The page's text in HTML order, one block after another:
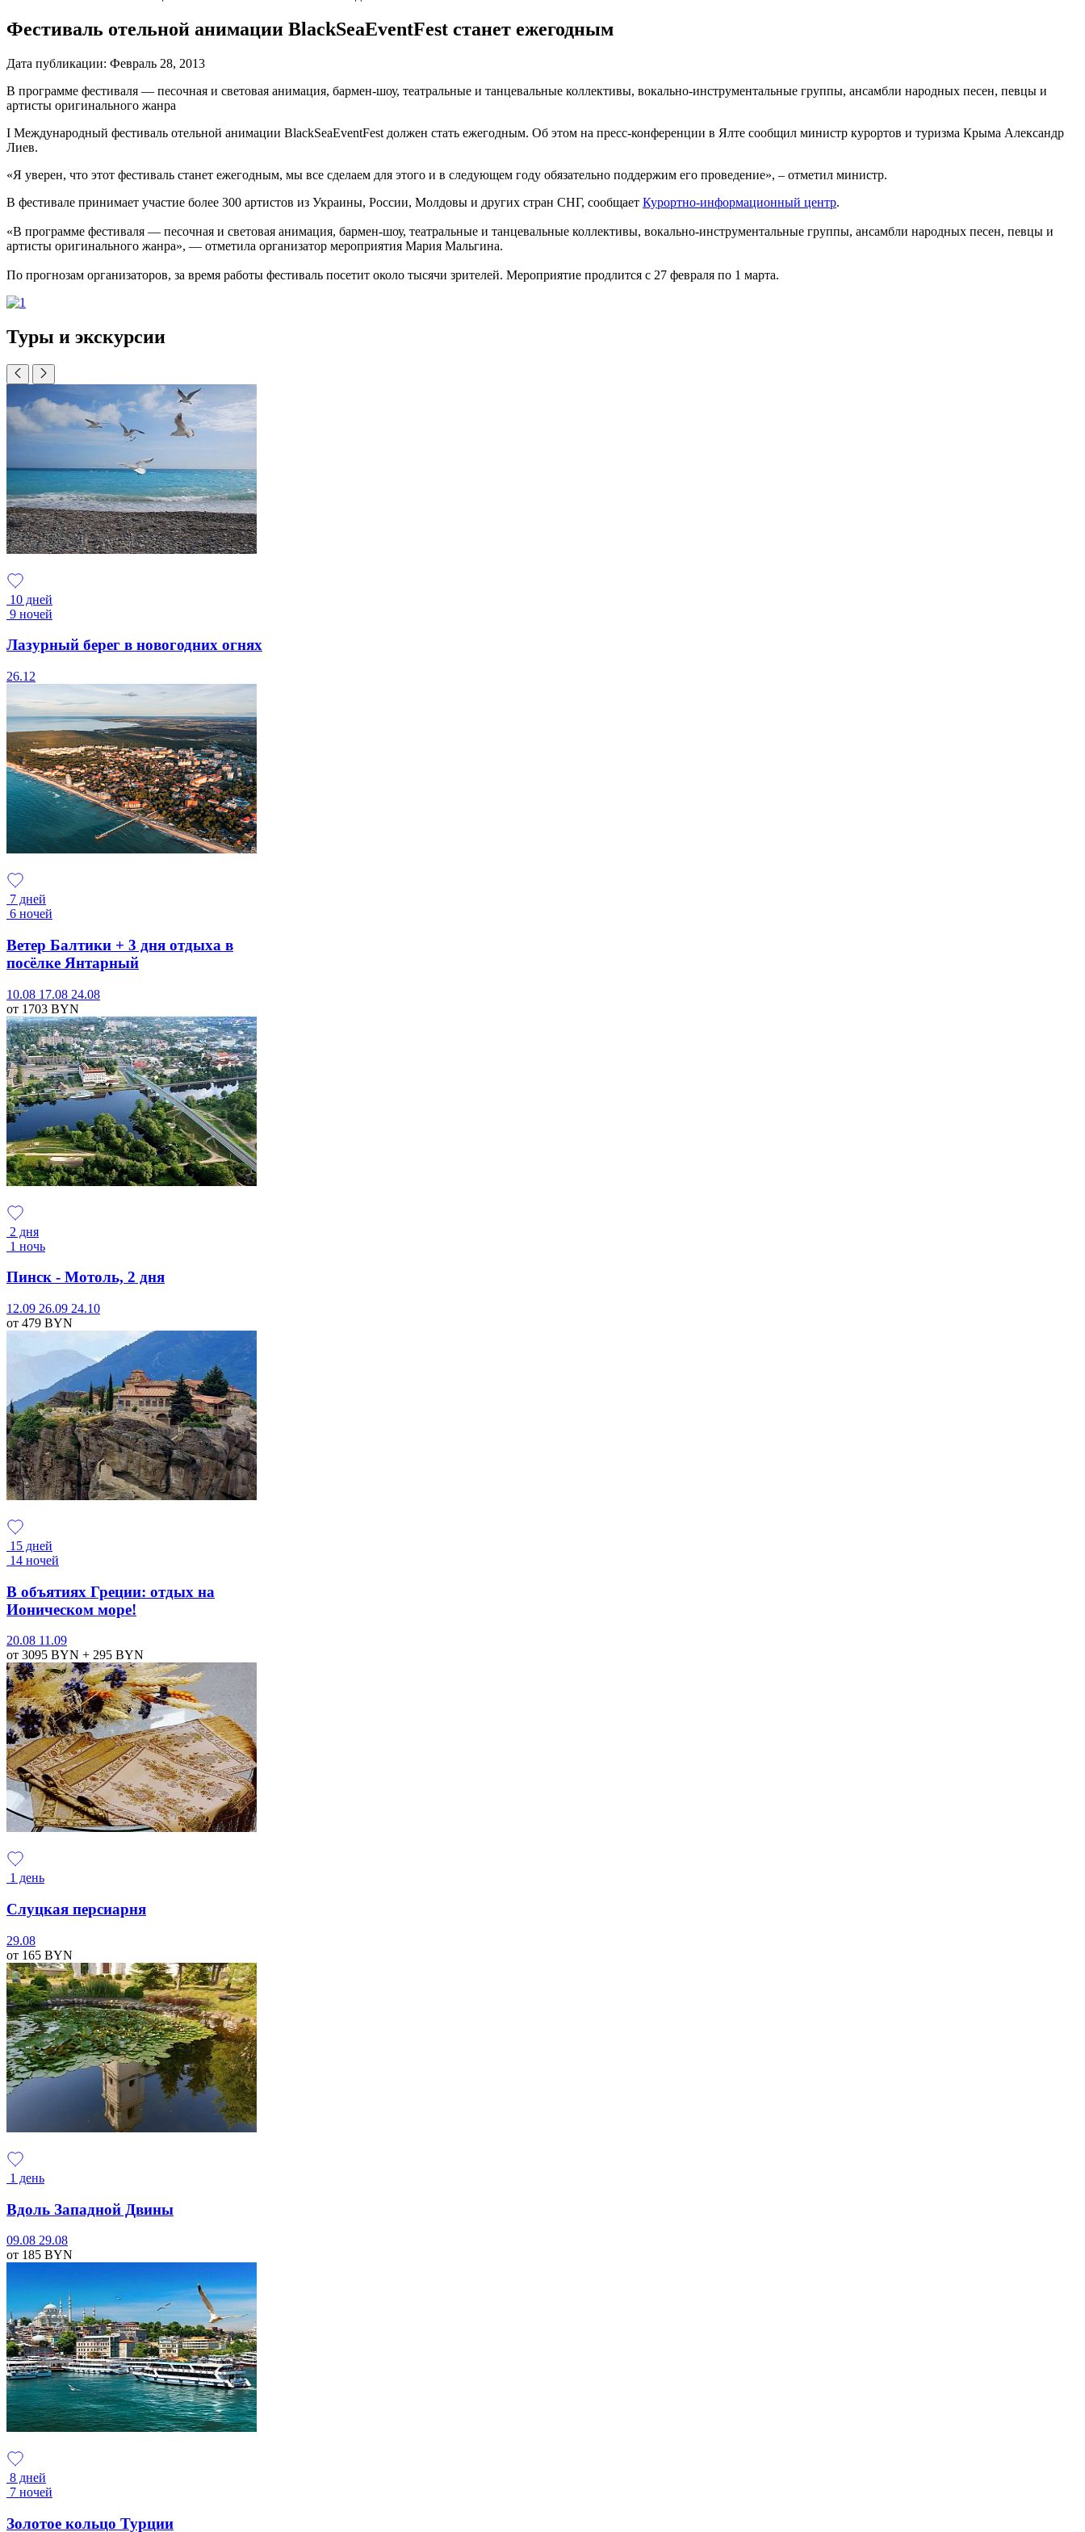
Фестиваль отельной анимации BlackSeaEventFest станет ежегодным
Дата публикации: Февраль 28, 2013
В программе фестиваля — песочная и световая анимация, бармен-шоу, театральные и танцевальные коллективы, вокально-инструментальные группы, ансамбли народных песен, певцы и
артисты оригинального жанра
I Международный фестиваль отельной анимации BlackSeaEventFest должен стать ежегодным. Об этом на пресс-конференции в Ялте сообщил министр курортов и туризма Крыма Александр
Лиев.
«Я уверен, что этот фестиваль станет ежегодным, мы все сделаем для этого и в следующем году обязательно поддержим его проведение», – отметил министр.
В фестивале принимает участие более 300 артистов из Украины, России, Молдовы и других стран СНГ, сообщает Курортно-информационный центр.
«В программе фестиваля — песочная и световая анимация, бармен-шоу, театральные и танцевальные коллективы, вокально-инструментальные группы, ансамбли народных песен, певцы и
артисты оригинального жанра», — отметила организатор мероприятия Мария Мальгина.
По прогнозам организаторов, за время работы фестиваль посетит около тысячи зрителей. Мероприятие продлится с 27 февраля по 1 марта.
Туры и экскурсии
10 дней
9 ночей
Лазурный берег в новогодних огнях
26.12
7 дней
6 ночей
Ветер Балтики + 3 дня отдыха в
посёлке Янтарный
10.08 17.08 24.08
от 1703 BYN
2 дня
1 ночь
Пинск - Мотоль, 2 дня
12.09 26.09 24.10
от 479 BYN
15 дней
14 ночей
В объятиях Греции: отдых на
Ионическом море!
20.08 11.09
от 3095 BYN + 295 BYN
1 день
Слуцкая персиарня
29.08
от 165 BYN
1 день
Вдоль Западной Двины
09.08 29.08
от 185 BYN
8 дней
7 ночей
Золотое кольцо Турции